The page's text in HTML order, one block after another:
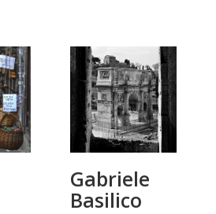
Gabriele
Basilico